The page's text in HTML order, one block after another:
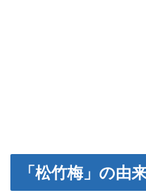
「松竹梅」の由